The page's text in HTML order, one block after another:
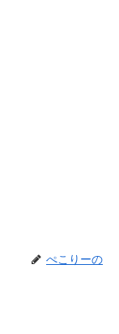
ぺこりーの